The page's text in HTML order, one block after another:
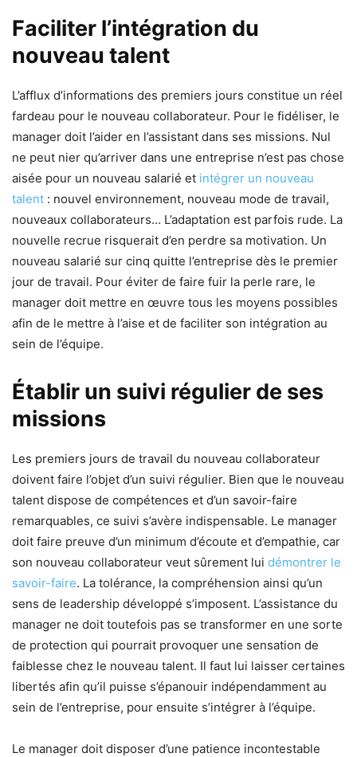
Faciliter l’intégration du
nouveau talent
L’afflux d’informations des premiers jours constitue un réel
fardeau pour le nouveau collaborateur. Pour le fidéliser, le
manager doit l’aider en l’assistant dans ses missions. Nul
ne peut nier qu’arriver dans une entreprise n’est pas chose
aisée pour un nouveau salarié et intégrer un nouveau
talent : nouvel environnement, nouveau mode de travail,
nouveaux collaborateurs… L’adaptation est parfois rude. La
nouvelle recrue risquerait d’en perdre sa motivation. Un
nouveau salarié sur cinq quitte l’entreprise dès le premier
jour de travail. Pour éviter de faire fuir la perle rare, le
manager doit mettre en œuvre tous les moyens possibles
afin de le mettre à l’aise et de faciliter son intégration au
sein de l’équipe.
Établir un suivi régulier de ses
missions
Les premiers jours de travail du nouveau collaborateur
doivent faire l’objet d’un suivi régulier. Bien que le nouveau
talent dispose de compétences et d’un savoir-faire
remarquables, ce suivi s’avère indispensable. Le manager
doit faire preuve d’un minimum d’écoute et d’empathie, car
son nouveau collaborateur veut sûrement lui démontrer le
savoir-faire. La tolérance, la compréhension ainsi qu’un
sens de leadership développé s’imposent. L’assistance du
manager ne doit toutefois pas se transformer en une sorte
de protection qui pourrait provoquer une sensation de
faiblesse chez le nouveau talent. Il faut lui laisser certaines
libertés afin qu’il puisse s’épanouir indépendamment au
sein de l’entreprise, pour ensuite s’intégrer à l’équipe.
Le manager doit disposer d’une patience incontestable